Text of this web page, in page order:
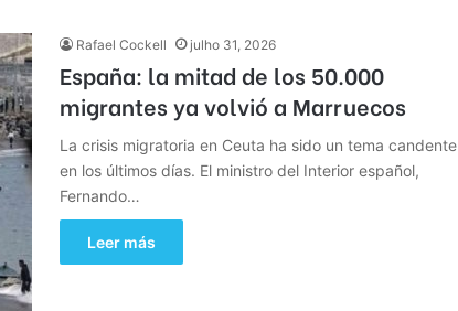
Rafael Cockell julho 31, 2026
España: la mitad de los 50.000
migrantes ya volvió a Marruecos
La crisis migratoria en Ceuta ha sido un tema candente
en los últimos días. El ministro del Interior español,
Fernando…
Leer más